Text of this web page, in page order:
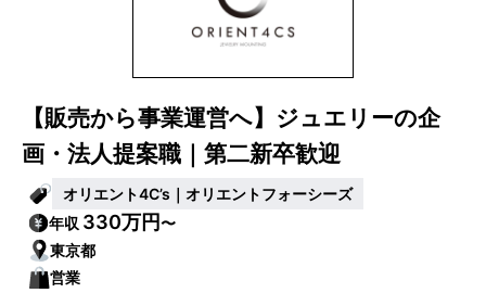
【販売から事業運営へ】ジュエリーの企
画・法人提案職｜第二新卒歓迎
オリエント4C’s｜オリエントフォーシーズ
年収 330万円〜
東京都
営業